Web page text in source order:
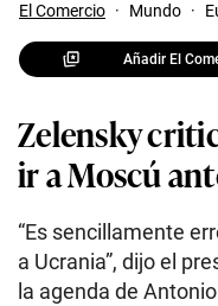
El Comercio · Mundo ·
Añadir El
Zelensky
ir a Moscú
“Es sencillamente
a Ucrania”, dijo el
la agenda de